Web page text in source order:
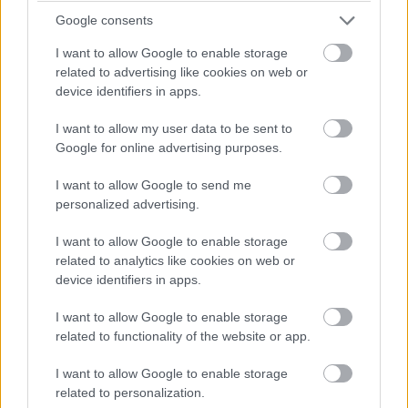
Google consents
I want to allow Google to enable storage
related to advertising like cookies on web or
device identifiers in apps.
I want to allow my user data to be sent to
Google for online advertising purposes.
I want to allow Google to send me
personalized advertising.
I want to allow Google to enable storage
related to analytics like cookies on web or
device identifiers in apps.
I want to allow Google to enable storage
related to functionality of the website or app.
I want to allow Google to enable storage
related to personalization.
A gumikopás állítólag nagyobb, mitn ahogy a csapatok várták,
akár a közepes, akár a kemény keverékről beszélünk.
De előzni úgysem lehet...
Az azért egyértelmű, hogy Ocon feltartja a Ferrarikat és
Ocon őrzi a harmadik helyet.
Nocsak, előzés: Magnussen bevetődött Sargeant mellé, és
megelőzi!
Perez is elmegy a Williams mellett.
Sainz fekete-fehér zászlót kap a megmozdulásáért, de nincs